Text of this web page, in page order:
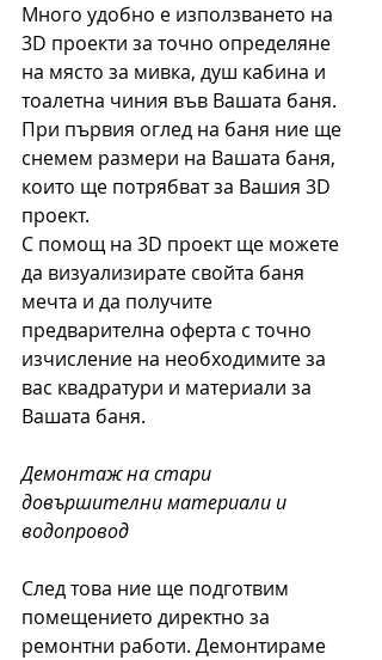
Много удобно е използването на
3D проекти за точно определяне
на място за мивка, душ кабина и
тоалетна чиния във Вашата баня.
При първия оглед на баня ние ще
снемем размери на Вашата баня,
които ще потрябват за Вашия 3D
проект.
С помощ на 3D проект ще можете
да визуализирате свойта баня
мечта и да получите
предварителна оферта с точно
изчисление на необходимите за
вас квадратури и материали за
Вашата баня.
Демонтаж на стари
довършителни материали и
водопровод
След това ние ще подготвим
помещението директно за
ремонтни работи. Демонтираме